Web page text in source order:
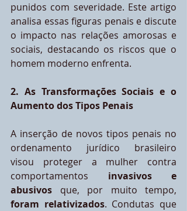
punidos com severidade. Este artigo
analisa essas figuras penais e discute
o impacto nas relações amorosas e
sociais, destacando os riscos que o
homem moderno enfrenta.
2. As Transformações Sociais e o
Aumento dos Tipos Penais
A inserção de novos tipos penais no
ordenamento jurídico brasileiro
visou proteger a mulher contra
comportamentos invasivos e
abusivos
foram relativizados. Condutas que